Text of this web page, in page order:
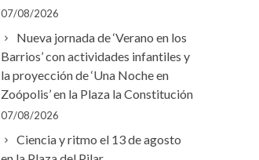
07/08/2026
Nueva jornada de ‘Verano en los
Barrios’ con actividades infantiles y
la proyección de ‘Una Noche en
Zoópolis’ en la Plaza la Constitución
07/08/2026
Ciencia y ritmo el 13 de agosto